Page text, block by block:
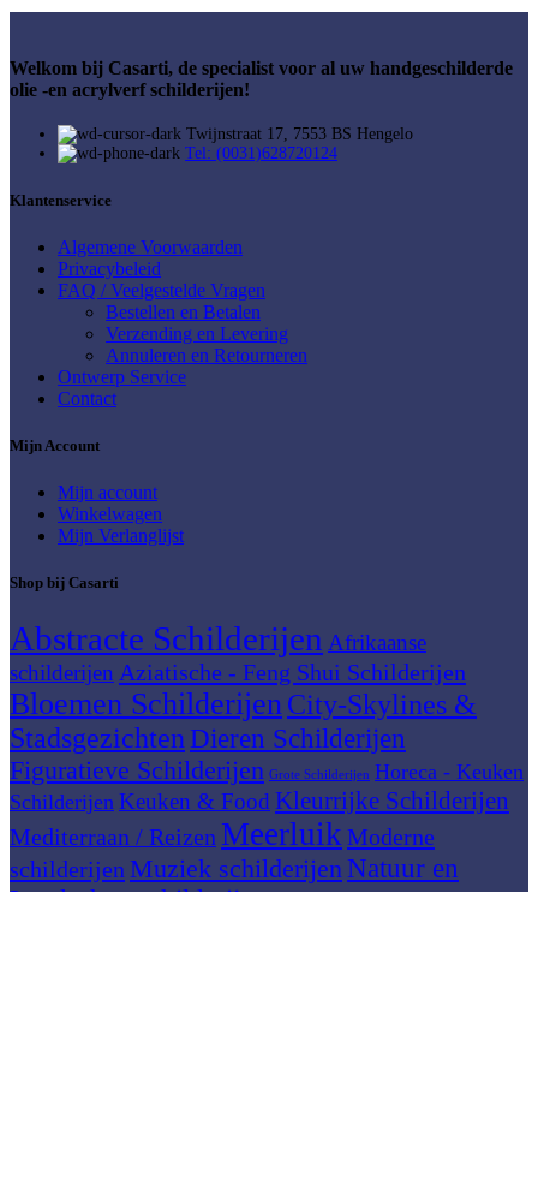
Welkom bij Casarti, de specialist voor al uw handgeschilderde
olie -en acrylverf schilderijen!
Twijnstraat 17, 7553 BS Hengelo
Tel: (0031)628720124
Klantenservice
Algemene Voorwaarden
Privacybeleid
FAQ / Veelgestelde Vragen
Bestellen en Betalen
Verzending en Levering
Annuleren en Retourneren
Ontwerp Service
Contact
Mijn Account
Mijn account
Winkelwagen
Mijn Verlanglijst
Shop bij Casarti
Abstracte Schilderijen Afrikaanse
schilderijen Aziatische - Feng Shui Schilderijen
Bloemen SchilderijenCity-Skylines &
StadsgezichtenDieren Schilderijen
Figuratieve Schilderijen Grote Schilderijen Horeca - Keuken
Schilderijen Keuken & Food Kleurrijke Schilderijen
Mediterraan / Reizen MeerluikModerne
schilderijen Muziek schilderijenNatuur en
Landschap schilderijenPanorama schilderijen